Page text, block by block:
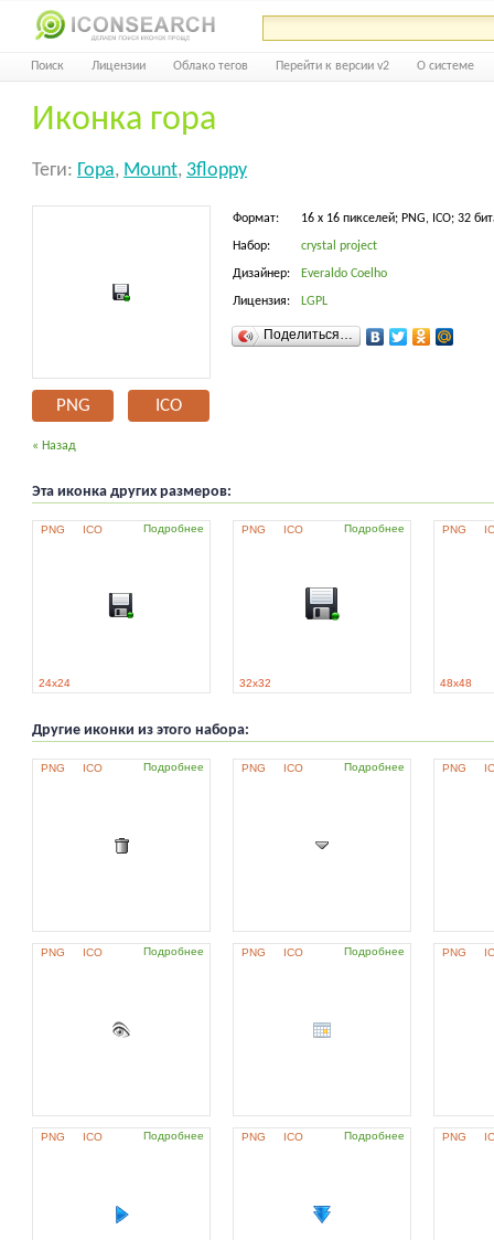
Поиск Лицензии Облако тегов Перейти к версии v2 О системе
Иконка гора
Теги: Гора, Mount, 3floppy
PNG ICO
Формат: 16 x 16 пикселей; PNG, ICO; 32
Набор: crystal project
Дизайнер: Everaldo Coelho
Лицензия: LGPL
Поделиться…
« Назад
Эта иконка других размеров:
PNG ICO Подробнее
24x24
PNG ICO Подробнее
32x32
PNG
48x48
Другие иконки из этого набора:
PNG ICO Подробнее PNG ICO Подробнее PNG
PNG ICO Подробнее PNG ICO Подробнее PNG
PNG ICO Подробнее PNG ICO Подробнее PNG